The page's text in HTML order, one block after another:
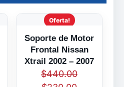
Oferta!
Soporte de Motor
Frontal Nissan
Xtrail 2002 – 2007
$440.00